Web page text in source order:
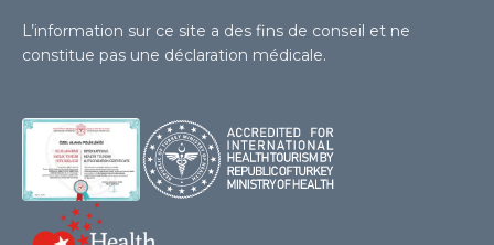
L’information sur ce site a des fins de conseil et ne
constitue pas une déclaration médicale.